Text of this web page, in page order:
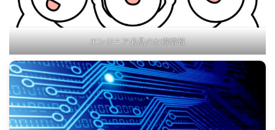
エンジニア必見のお得情報